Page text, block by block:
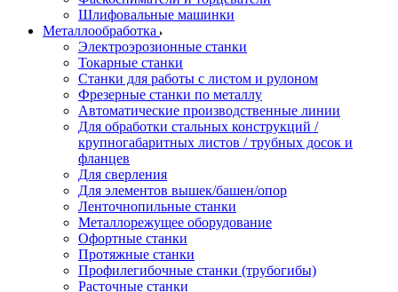
Шлифовальные машинки
Металлообработка
Электроэрозионные станки
Токарные станки
Станки для работы с листом и рулоном
Фрезерные станки по металлу
Автоматические производственные линии
Для обработки стальных конструкций /
крупногабаритных листов / трубных досок и
фланцев
Для сверления
Для элементов вышек/башен/опор
Ленточнопильные станки
Металлорежущее оборудование
Офортные станки
Протяжные станки
Профилегибочные станки (трубогибы)
Расточные станки